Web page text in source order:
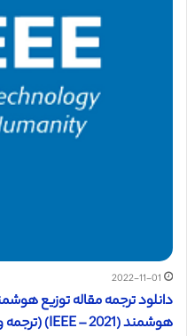
2022-11-01
دانلود ترجمه مقاله توزیع
هوشمند (IEEE – 2021) (ترجمه ویژه – طلایی